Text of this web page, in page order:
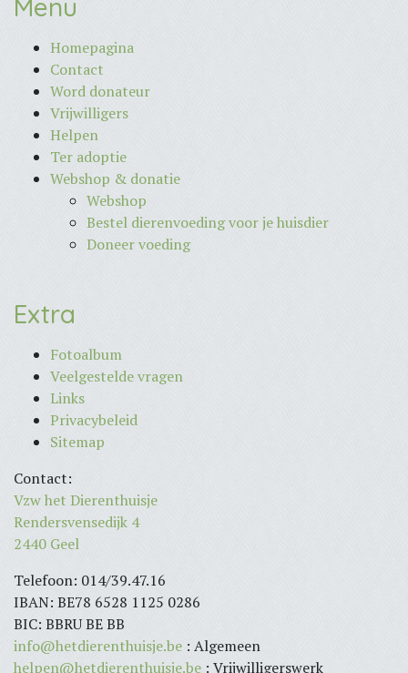
Menu
Homepagina
Contact
Word donateur
Vrijwilligers
Helpen
Ter adoptie
Webshop & donatie
Webshop
Bestel dierenvoeding voor je huisdier
Doneer voeding
Extra
Fotoalbum
Veelgestelde vragen
Links
Privacybeleid
Sitemap
Contact:
Vzw het Dierenthuisje
Rendersvensedijk 4
2440 Geel
Telefoon: 014/39.47.16
IBAN: BE78 6528 1125 0286
BIC: BBRU BE BB
info@hetdierenthuisje.be : Algemeen
helpen@hetdierenthuisje.be : Vrijwilligerswerk